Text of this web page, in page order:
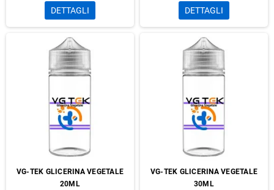
DETTAGLI DETTAGLI
VG-TEK GLICERINA VEGETALE
20ML
VG-TEK GLICERINA VEGETALE
30ML